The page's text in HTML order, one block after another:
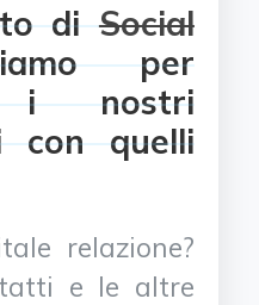
diSocial
per
i nostri
con quelli
relazione?
e le altre